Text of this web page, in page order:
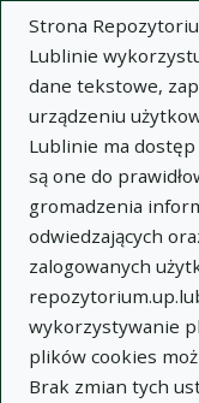
Strona
Lublinie
dane tekstowe,
urządzeniu
Lublinie ma
są one do
gromadzenia
odwiedzających
zalogowanych
wykorzystywanie
plików cookies
Brak zmian tych
Repozytorium